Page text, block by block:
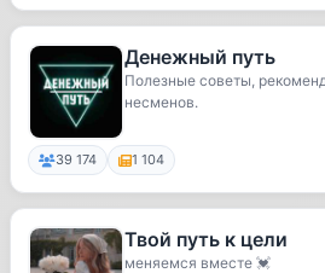
Денежный путь
Полезные советы,
несменов.
39 174 1 104
Твой путь к цели
меняемся вместе 💓